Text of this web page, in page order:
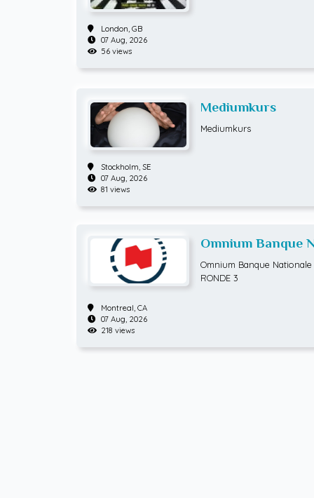
London, GB
07 Aug, 2026
56 views
Mediumkurs
Mediumkurs
Stockholm, SE
07 Aug, 2026
81 views
Omnium Banque
ATP Hommes
Omnium Banque
RONDE 3
Montreal, CA
07 Aug, 2026
218 views